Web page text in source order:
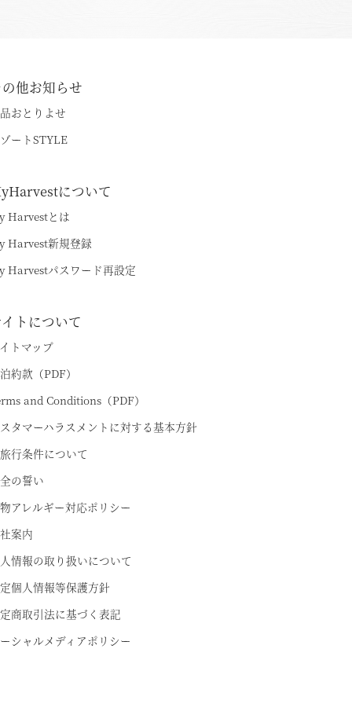
他お知らせ
おとりよせ
ートSTYLE
について
Harvestとは
Harvest新規登録
Harvestパスワード再設定
トについて
トマップ
約款（PDF）
and Conditions（PDF）
タマーハラスメントに対する基本方針
行条件について
の誓い
アレルギー対応ポリシー
案内
情報の取り扱いについて
個人情報等保護方針
商取引法に基づく表記
シャルメディアポリシー